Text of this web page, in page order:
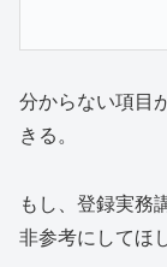
分からない項目
きる。
もし、登録実務
非参考にしてほ